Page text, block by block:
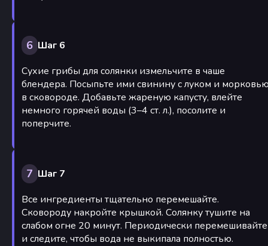
6 Шаг 6
Сухие грибы для солянки измельчите в чаше
блендера. Посыпьте ими свинину с луком и
в сковороде. Добавьте жареную капусту, влейте
немного горячей воды (3–4 ст. л.), посолите и
поперчите.
7 Шаг 7
Все ингредиенты тщательно перемешайте.
Сковороду накройте крышкой. Солянку тушите на
слабом огне 20 минут. Периодически перемешивайте
и следите, чтобы вода не выкипала полностью.